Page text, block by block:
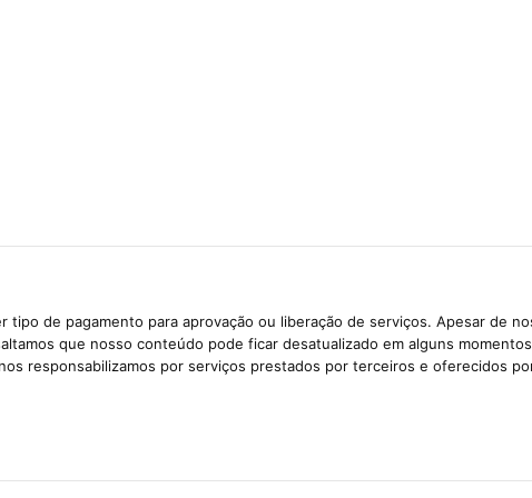
de pagamento para aprovação ou liberação de serviços. Apesar de
que nosso conteúdo pode ficar desatualizado em alguns
responsabilizamos por serviços prestados por terceiros e oferecidos